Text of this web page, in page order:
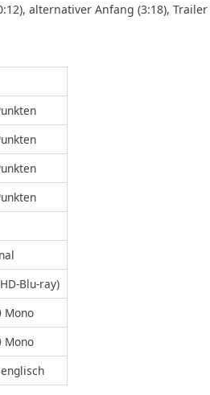
alternativer Anfang (3:18), Trailer
Blu-ray)
Mono
Mono